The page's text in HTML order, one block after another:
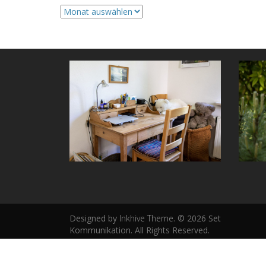
Archive
Designed by Inkhive Theme. © 2026 Set
Kommunikation. All Rights Reserved.